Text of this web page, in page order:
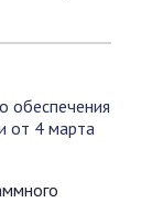
обеспечения
от 4 марта